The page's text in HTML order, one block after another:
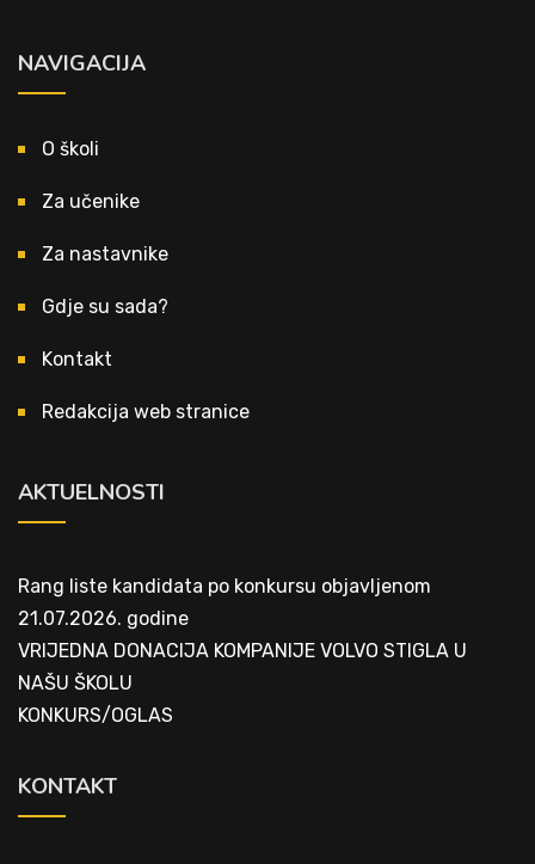
NAVIGACIJA
O školi
Za učenike
Za nastavnike
Gdje su sada?
Kontakt
Redakcija web stranice
AKTUELNOSTI
Rang liste kandidata po konkursu objavljenom
21.07.2026. godine
VRIJEDNA DONACIJA KOMPANIJE VOLVO STIGLA U
NAŠU ŠKOLU
KONKURS/OGLAS
KONTAKT